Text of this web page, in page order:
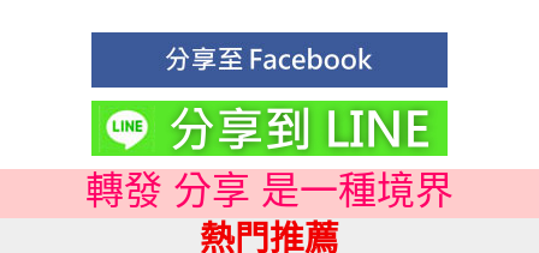
轉發 分享 是一種境界
熱門推薦